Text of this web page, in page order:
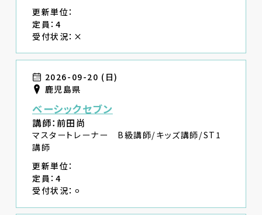
更新単位：
定員：4
受付状況：×
2026-09-20 (日)
鹿児島県
ベーシックセブン
講師：前田尚
マスタートレーナー B級講師/キッズ講師/ST1
講師
更新単位：
定員：4
受付状況：⚪︎